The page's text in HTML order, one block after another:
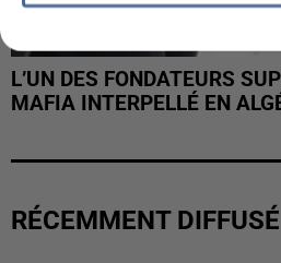
L’UN DES FONDATEURS
MAFIA INTERPELLÉ EN
RÉCEMMENT DIFFUSÉ